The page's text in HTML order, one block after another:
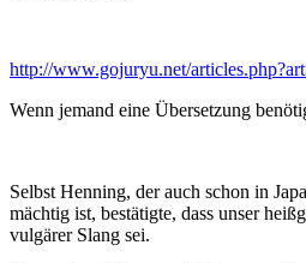
http://www.gojuryu.net/
Wenn jemand eine Übersetzung
Selbst Henning, der auch schon in
mächtig ist, bestätigte, dass unser
vulgärer Slang sei.